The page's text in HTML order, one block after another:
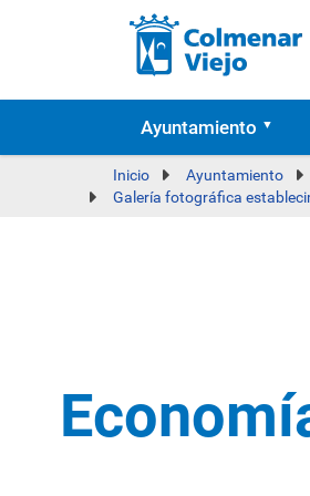
Ayuntamiento
Inicio Ayuntamiento
Galería fotográfica